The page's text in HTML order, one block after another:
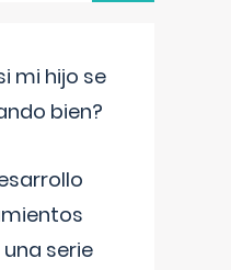
mi hijo se
bien?
serie